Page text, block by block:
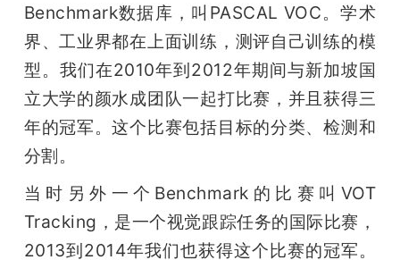
Benchmark数据库，叫PASCAL VOC。学术
界、工业界都在上面训练，测评自己训练的模
型。我们在2010年到2012年期间与新加坡国
立大学的颜水成团队一起打比赛，并且获得三
年的冠军。这个比赛包括目标的分类、检测和
分割。
当时另外一个Benchmark的比赛叫VOT
Tracking，是一个视觉跟踪任务的国际比赛，
2013到2014年我们也获得这个比赛的冠军。